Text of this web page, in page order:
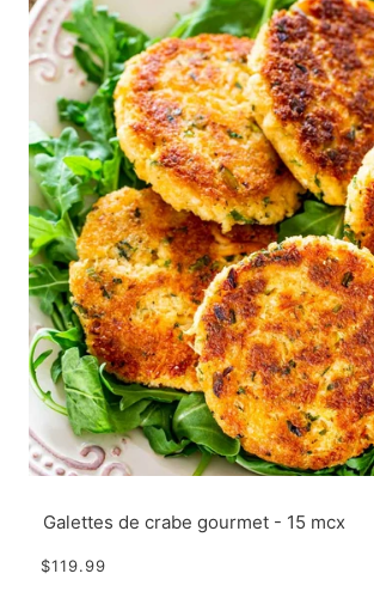
Galettes de crabe gourmet - 15 mcx
$119.99